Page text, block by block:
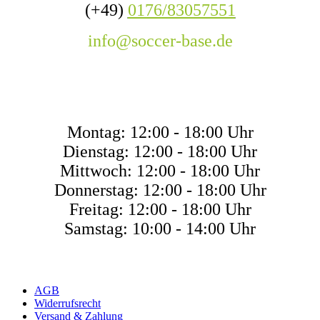
(+49) 0176/83057551
info@soccer-base.de
Montag: 12:00 - 18:00 Uhr
Dienstag: 12:00 - 18:00 Uhr
Mittwoch: 12:00 - 18:00 Uhr
Donnerstag: 12:00 - 18:00 Uhr
Freitag: 12:00 - 18:00 Uhr
Samstag: 10:00 - 14:00 Uhr
AGB
Widerrufsrecht
Versand & Zahlung